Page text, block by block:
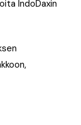
IndoDaxin